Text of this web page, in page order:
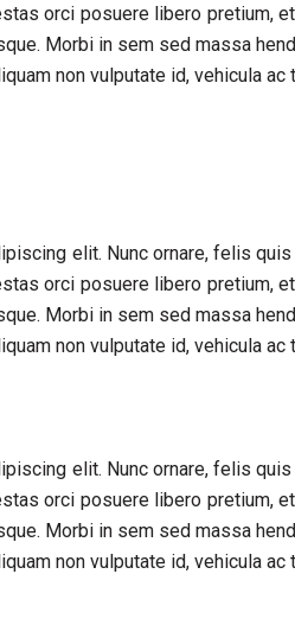
orci posuere libero pretium,
Morbi in sem sed massa
non vulputate id, vehicula
elit. Nunc ornare, felis
orci posuere libero pretium,
Morbi in sem sed massa
non vulputate id, vehicula
elit. Nunc ornare, felis
orci posuere libero pretium,
Morbi in sem sed massa
non vulputate id, vehicula